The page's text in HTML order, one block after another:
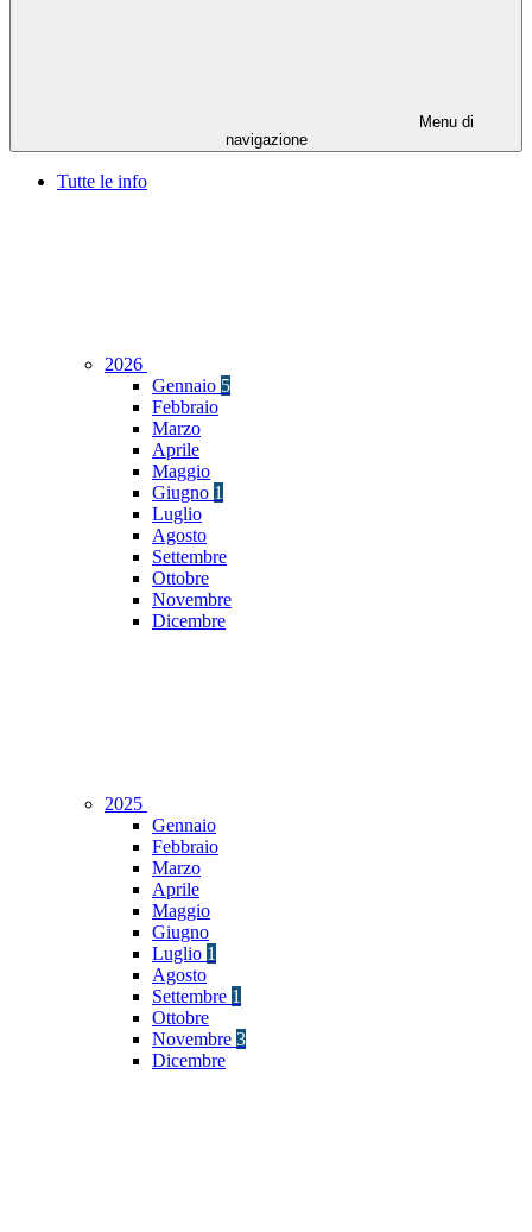
Menu di
navigazione
Tutte le info
2026
Gennaio 5
Febbraio
Marzo
Aprile
Maggio
Giugno 1
Luglio
Agosto
Settembre
Ottobre
Novembre
Dicembre
2025
Gennaio
Febbraio
Marzo
Aprile
Maggio
Giugno
Luglio 1
Agosto
Settembre 1
Ottobre
Novembre 3
Dicembre